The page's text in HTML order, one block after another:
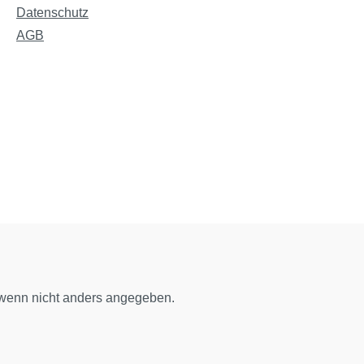
Datenschutz
AGB
nicht anders angegeben.